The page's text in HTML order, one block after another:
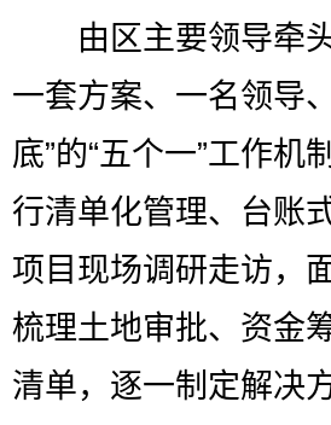
由区主要领导牵头
一套方案、一名领导
底”的“五个一”工作机
行清单化管理、台账
项目现场调研走访，
梳理土地审批、资金
清单，逐一制定解决